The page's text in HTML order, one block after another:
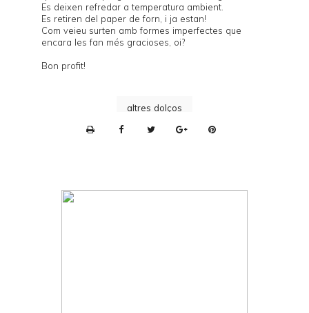
Es deixen refredar a temperatura ambient.
Es retiren del paper de forn, i ja estan!
Com veieu surten amb formes imperfectes que
encara les fan més gracioses, oi?
Bon profit!
altres dolços
n